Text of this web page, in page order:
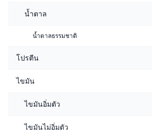
น้ำตาล
น้ำตาลธรรมชาติ
โปรตีน
ไขมัน
ไขมันอิ่มตัว
ไขมันไม่อิ่มตัว